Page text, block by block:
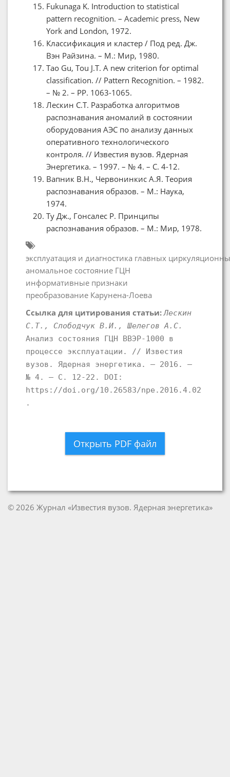
Fukunaga K. Introduction to statistical
pattern recognition. – Academic press, New
York and London, 1972.
Классификация и кластер / Под ред. Дж.
Вэн Райзина. – М.: Мир, 1980.
Tao Gu, Tou J.T. A new criterion for optimal
classification. // Pattern Recognition. – 1982.
– № 2. – PP. 1063-1065.
Лескин С.Т. Разработка алгоритмов
распознавания аномалий в состоянии
оборудования АЭС по анализу данных
оперативного технологического
контроля. // Известия вузов. Ядерная
Энергетика. – 1997. – № 4. – С. 4-12.
Вапник В.Н., Червонинкис А.Я. Теория
распознавания образов. – М.: Наука,
1974.
Ту Дж., Гонсалес Р. Принципы
распознавания образов. – М.: Мир, 1978.
эксплуатация и диагностика главных
аномальное состояние ГЦН
информативные признаки
преобразование Карунена-Лоева
Ссылка для цитирования статьи: Лескин
С.Т., Слободчук В.И., Шелегов А.С.
Анализ состояния ГЦН ВВЭР-1000 в
процессе эксплуатации. // Известия
вузов. Ядерная энергетика. – 2016. –
№ 4. – С. 12-22. DOI:
https://doi.org/10.26583/npe.2016.4.02
.
Открыть PDF файл
© 2026 Журнал «Известия вузов. Ядерная энергетика»